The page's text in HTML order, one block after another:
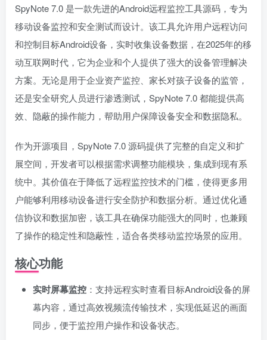
SpyNote 7.0 是一款先进的Android远程监控工具源码，专为
移动设备监控和安全测试而设计。该工具允许用户远程访问
和控制目标Android设备，实时收集设备数据，在2025年的移
动互联网时代，它为企业和个人提供了强大的设备管理解决
方案。无论是用于企业资产监控、家长对孩子设备的监管，
还是安全研究人员进行渗透测试，SpyNote 7.0 都能提供高
效、隐蔽的操作能力，帮助用户保障设备安全和数据隐私。
作为开源项目，SpyNote 7.0 源码提供了完整的自定义和扩
展空间，开发者可以根据需求调整功能模块，集成到现有系
统中。其价值在于降低了远程监控技术的门槛，使得更多用
户能够利用移动设备进行安全防护和数据分析。通过优化通
信协议和数据加密，该工具在确保功能强大的同时，也兼顾
了操作的稳定性和隐蔽性，适合各类移动监控场景的应用。
核心功能
实时屏幕监控 ：支持远程实时查看目标Android设备的屏
幕内容，通过高效视频流传输技术，实现低延迟的画面
同步，便于监控用户操作和设备状态。